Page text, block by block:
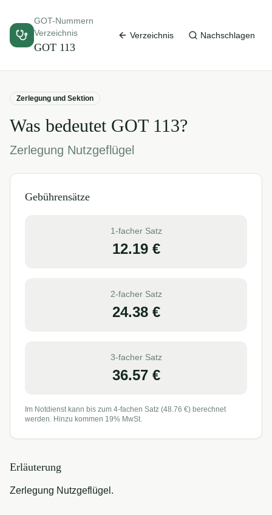
GOT-Nummern
Verzeichnis
GOT 113
Verzeichnis Nachschlagen
Zerlegung und Sektion
Was bedeutet GOT 113?
Zerlegung Nutzgeflügel
Gebührensätze
1-facher Satz
12.19€
2-facher Satz
24.38€
3-facher Satz
36.57€
Im Notdienst kann bis zum 4-fachen Satz (48.76 €) berechnet
werden. Hinzu kommen 19% MwSt.
Erläuterung
Zerlegung Nutzgeflügel.